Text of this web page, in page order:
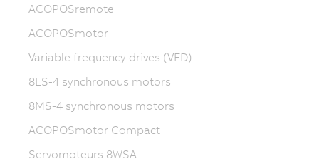
ACOPOSremote
ACOPOSmotor
Variable frequency drives (VFD)
8LS-4 synchronous motors
8MS-4 synchronous motors
ACOPOSmotor Compact
Servomoteurs 8WSA